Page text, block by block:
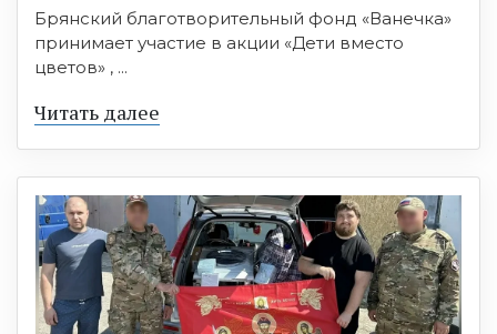
Брянский благотворительный фонд «Ванечка»
принимает участие в акции «Дети вместо
цветов» , ...
Читать далее